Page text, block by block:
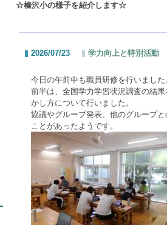
☆榛沢小の様子を紹介します☆
2026/07/23 学力向上と特別活動
今日の午前中も職員研修を行いました
前半は、全国学力学習状況調査の結
かし方について行いました。
協議やグループ発表、他のグループ
ことがあったようです。